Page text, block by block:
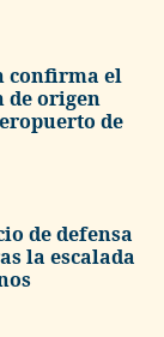
confirma el
de origen
de
de defensa
la escalada